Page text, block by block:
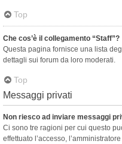
Top
Che cos’è il collegamento “Staff”?
Questa pagina fornisce una lista
dettagli sui forum da loro moderati.
Top
Messaggi privati
Non riesco ad inviare messaggi
Ci sono tre ragioni per cui questo
effettuato l’accesso,